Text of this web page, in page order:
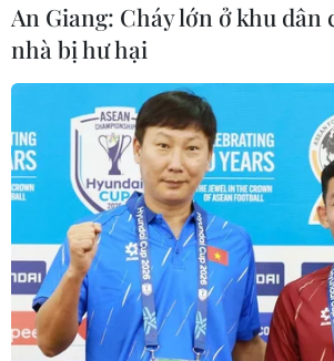
''Lỗ hổng lớn'' trong thỏa
An Giang: Cháy lớn ở khu dân
nhà bị hư hại